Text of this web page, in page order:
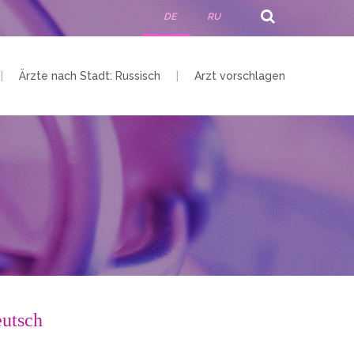
DE RU
Ärzte nach Stadt: Russisch Arzt vorschlagen